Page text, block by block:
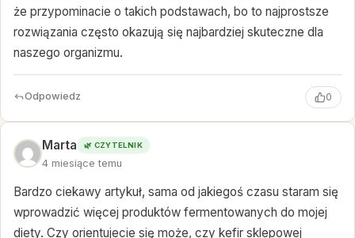
że przypominacie o takich podstawach, bo to najprostsze
rozwiązania często okazują się najbardziej skuteczne dla
naszego organizmu.
Odpowiedz 0
Marta 🌿 CZYTELNIK
4 miesiące temu
Bardzo ciekawy artykuł, sama od jakiegoś czasu staram się
wprowadzić więcej produktów fermentowanych do mojej
diety. Czy orientujecie się może, czy kefir sklepowej